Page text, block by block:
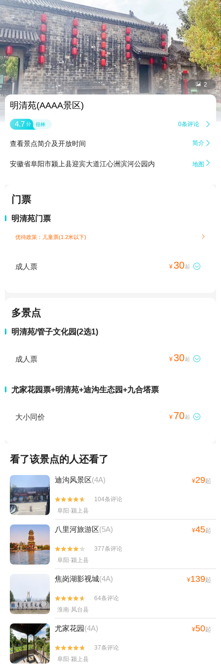
 2
明清苑(AAAA景区)
4.7 分 很棒 0条评论 
查看景点简介及开放时间 简介 
安徽省阜阳市颍上县迎宾大道江心洲滨河公园内 地图 
门票
明清苑门票
优待政策：儿童票(1.2米以下) 
成人票 ¥30起 
多景点
明清苑/管子文化园(2选1)
成人票 ¥30起 
尤家花园票+明清苑+迪沟生态园+九合塔票
大小同价 ¥ 70起 
看了该景点的人还看了
迪沟风景区(4A) ¥29起


104条评论
阜阳·颍上县
八里河旅游区(5A) ¥45起


377条评论
阜阳·颍上县
焦岗湖影视城(4A) ¥139起


64条评论
淮南·凤台县
尤家花园(4A) ¥50起


37条评论
阜阳·颍上县
